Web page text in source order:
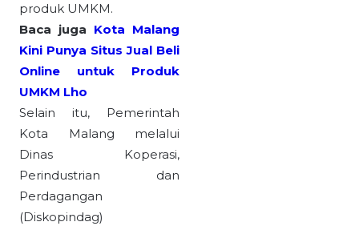
produk UMKM.
Baca juga Kota Malang
Kini Punya Situs Jual Beli
Online untuk Produk
UMKM Lho
Selain itu, Pemerintah
Kota Malang melalui
Dinas Koperasi,
Perindustrian dan
Perdagangan
(Diskopindag)